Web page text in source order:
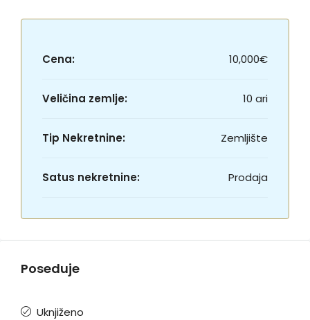
Cena: 10,000€
Veličina zemlje: 10 ari
Tip Nekretnine: Zemljište
Satus nekretnine: Prodaja
Poseduje
Uknjiženo